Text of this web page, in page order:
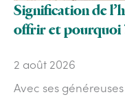
Signification de
offrir et pourquoi
2 août 2026
Avec ses